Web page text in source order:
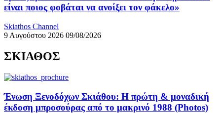
είναι ποιος φοβάται να ανοίξει τον φάκελο»
Skiathos Channel
9 Αυγούστου 2026 09/08/2026
ΣΚΙΑΘΟΣ
Ένωση Ξενοδόχων Σκιάθου: Η πρώτη & μοναδική
έκδοση μπροσούρας από το μακρινό 1988 (Photos)